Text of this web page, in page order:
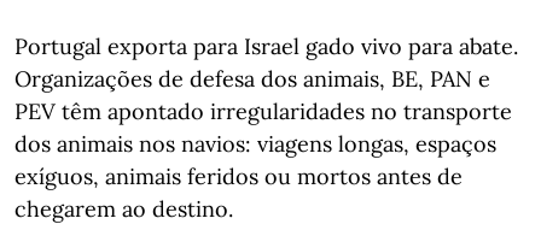
Portugal exporta para Israel gado vivo para abate.
Organizações de defesa dos animais, BE, PAN e
PEV têm apontado irregularidades no transporte
dos animais nos navios: viagens longas, espaços
exíguos, animais feridos ou mortos antes de
chegarem ao destino.